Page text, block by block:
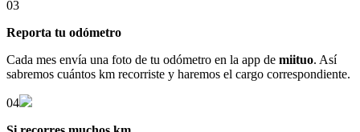
03
Reporta tu odómetro
Cada mes envía una foto de tu odómetro en la app de miituo. Así
sabremos cuántos km recorriste y haremos el cargo correspondiente.
04